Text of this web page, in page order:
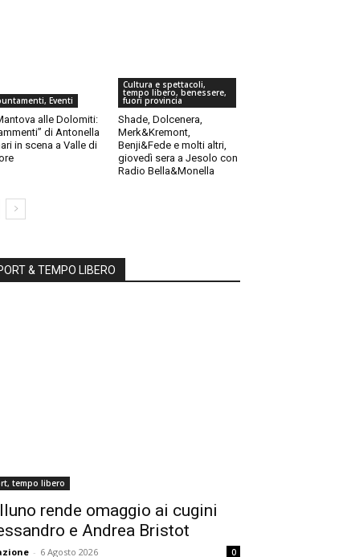
Eventi
alle Dolomiti:
di Antonella
in scena a Valle di
Cultura e spettacoli,
tempo libero, benessere,
fuori provincia
Shade, Dolcenera,
Merk&Kremont,
Benji&Fede e molti altri,
giovedì sera a Jesolo con
Radio Bella&Monella
& TEMPO LIBERO
tempo libero
rende omaggio ai cugini
e Andrea Bristot
- 6 Agosto 2026 0